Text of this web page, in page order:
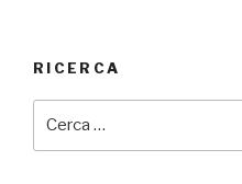
RICERCA